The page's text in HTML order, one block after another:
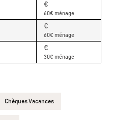
€
60€ ménage
€
60€ ménage
€
30€ ménage
Chèques Vacances